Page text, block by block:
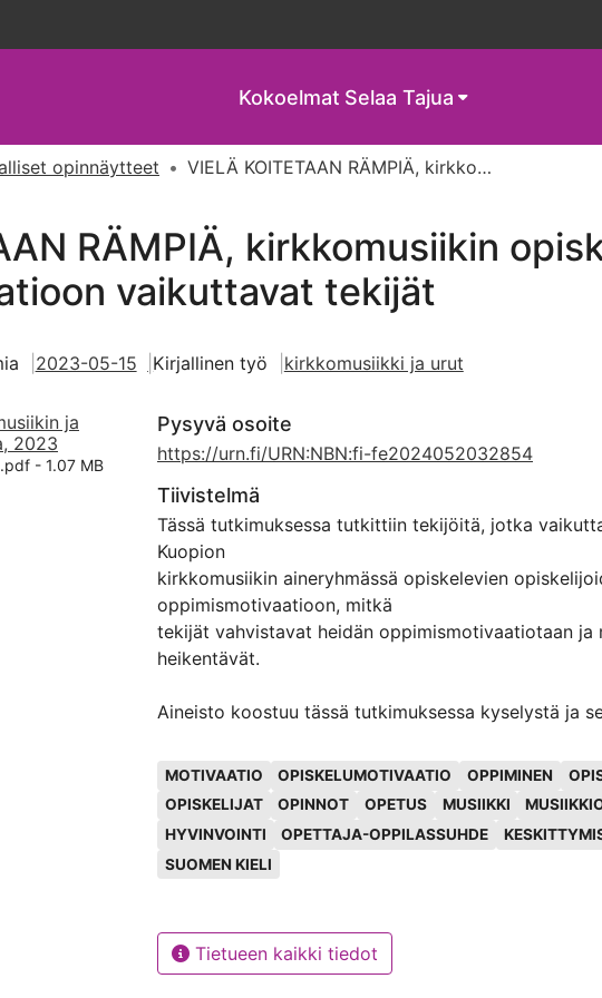
Kokoelmat Selaa Tajua
opinnäytteet VIELÄ KOITETAAN RÄMPIÄ, kirkkomusiikin opiskelijan oppimismotivaatioon vaikuttavat tekijät
RÄMPIÄ, kirkkomusiikin
vaikuttavat tekijät
2023-05-15 Kirjallinen työ kirkkomusiikki ja urut
ja
2023
- 1.07 MB
Pysyvä osoite
https://urn.fi/URN:NBN:fi-fe2024052032854
Tiivistelmä
Tässä tutkimuksessa tutkittiin tekijöitä, jotka
Kuopion
kirkkomusiikin aineryhmässä opiskelevien
oppimismotivaatioon, mitkä
tekijät vahvistavat heidän oppimismotivaatiotaan ja
heikentävät.
Aineisto koostuu tässä tutkimuksessa kyselystä ja
Helsingissä että Kuopiossa opiskelevilla
kuormittavia opinnot opiskelijalle ovat.
opiskelevien kirkkomusiikin opiskelijoiden
Kyselyn
MOTIVAATIO OPISKELUMOTIVAATIO OPPIMINEN
OPISKELIJAT
OPINNOT OPETUS MUSIIKKI
HYVINVOINTI
OPETTAJA-OPPILASSUHDE
SUOMEN KIELI
Tietueen kaikki tiedot